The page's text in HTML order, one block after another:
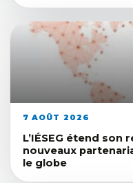
7 AOÛT 2026
L’IÉSEG étend son
nouveaux
le globe